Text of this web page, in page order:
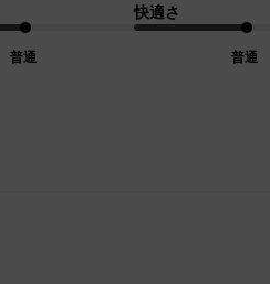
普通
快適さ
普通